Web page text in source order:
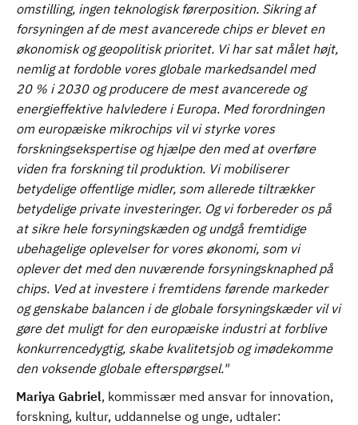
omstilling, ingen teknologisk førerposition. Sikring af
forsyningen af de mest avancerede chips er blevet en
økonomisk og geopolitisk prioritet. Vi har sat målet højt,
nemlig at fordoble vores globale markedsandel med
20 % i 2030 og producere de mest avancerede og
energieffektive halvledere i Europa. Med forordningen
om europæiske mikrochips vil vi styrke vores
forskningsekspertise og hjælpe den med at overføre
viden fra forskning til produktion. Vi mobiliserer
betydelige offentlige midler, som allerede tiltrækker
betydelige private investeringer. Og vi forbereder os på
at sikre hele forsyningskæden og undgå fremtidige
ubehagelige oplevelser for vores økonomi, som vi
oplever det med den nuværende forsyningsknaphed på
chips. Ved at investere i fremtidens førende markeder
og genskabe balancen i de globale forsyningskæder vil vi
gøre det muligt for den europæiske industri at forblive
konkurrencedygtig, skabe kvalitetsjob og imødekomme
den voksende globale efterspørgsel."
Mariya Gabriel, kommissær med ansvar for innovation,
forskning, kultur, uddannelse og unge, udtaler: